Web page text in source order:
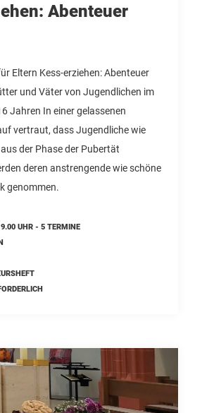
Abenteuer
Eltern Kess-erziehen: Abenteuer
und Väter von Jugendlichen im
Jahren In einer gelassenen
vertraut, dass Jugendliche wie
der Phase der Pubertät
deren anstrengende wie schöne
genommen.
UHR - 5 TERMINE